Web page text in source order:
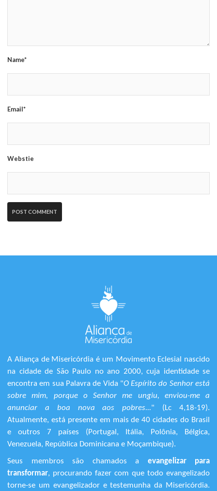
Name*
Email*
Webstie
A Aliança de Misericórdia é um Movimento Eclesial nascido
na cidade de São Paulo no ano 2000, cuja identidade se
encontra em sua Palavra de Vida "O Espírito do Senhor está
sobre mim, porque o Senhor me ungiu, enviou-me a
anunciar a boa nova aos pobres..." (Lc 4,18-19).
Atualmente, está presente em mais de 40 cidades do Brasil
e outros 7 países (Portugal, Itália, Polônia, Bélgica,
Venezuela, República Dominicana e Moçambique).
Seus membros são chamados a evangelizar para
transformar, procurando fazer com que todo evangelizado
torne-se um evangelizador e testemunha da Misericórdia.